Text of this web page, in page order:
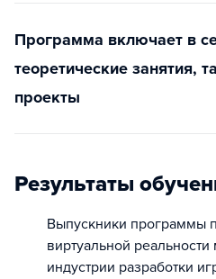
Программа включает в
теоретические занятия,
проекты
Результаты
Выпускники программы
виртуальной реальности
индустрии разработки